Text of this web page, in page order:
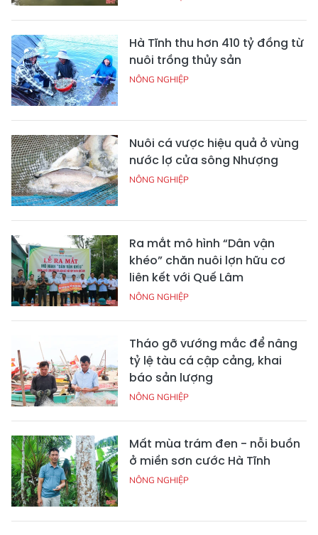
Hà Tĩnh thu hơn 410 tỷ đồng từ
nuôi trồng thủy sản
NÔNG NGHIỆP
Nuôi cá vược hiệu quả ở vùng
nước lợ cửa sông Nhượng
NÔNG NGHIỆP
Ra mắt mô hình “Dân vận
khéo” chăn nuôi lợn hữu cơ
liên kết với Quế Lâm
NÔNG NGHIỆP
Tháo gỡ vướng mắc để nâng
tỷ lệ tàu cá cập cảng, khai
báo sản lượng
NÔNG NGHIỆP
Mất mùa trám đen - nỗi buồn
ở miền sơn cước Hà Tĩnh
NÔNG NGHIỆP